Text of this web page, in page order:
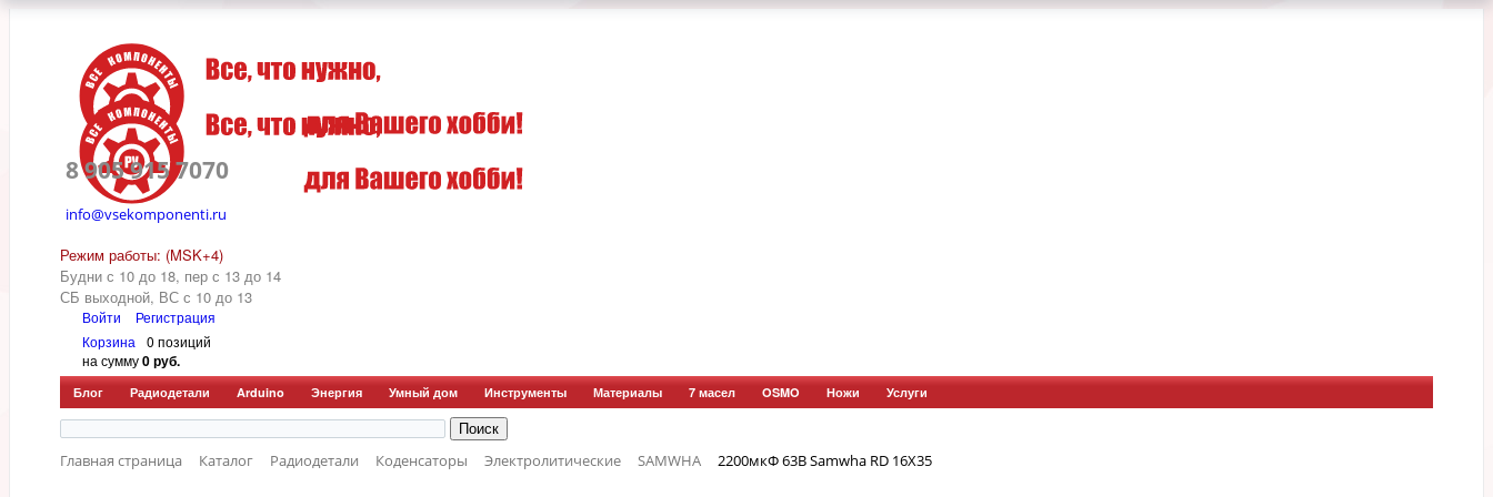
8 905 915 7070
info@vsekomponenti.ru
Режим работы: (MSK+4)
Будни с 10 до 18, пер с 13 до 14
СБ выходной, ВС с 10 до 13
Войти
Регистрация
Корзина
0 позиций
на сумму0 руб.
Блог Радиодетали Arduino Энергия Умный дом Инструменты Материалы 7 масел OSMO Ножи Услуги
Главная страница Каталог Радиодетали Коденсаторы Электролитические SAMWHA 2200мкФ 63В Samwha RD 16Х35